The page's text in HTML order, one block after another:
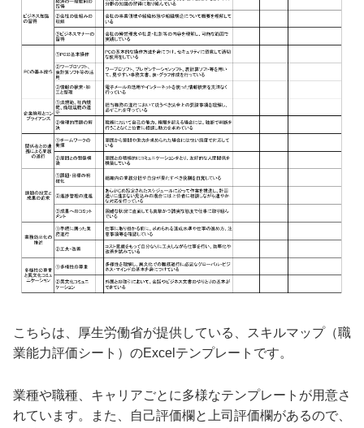
こちらは、厚生労働省が提供している、スキルマップ（職
業能力評価シート）のExcelテンプレートです。
業種や職種、キャリアごとに多様なテンプレートが用意さ
れています。また、自己評価欄と上司評価欄があるので、